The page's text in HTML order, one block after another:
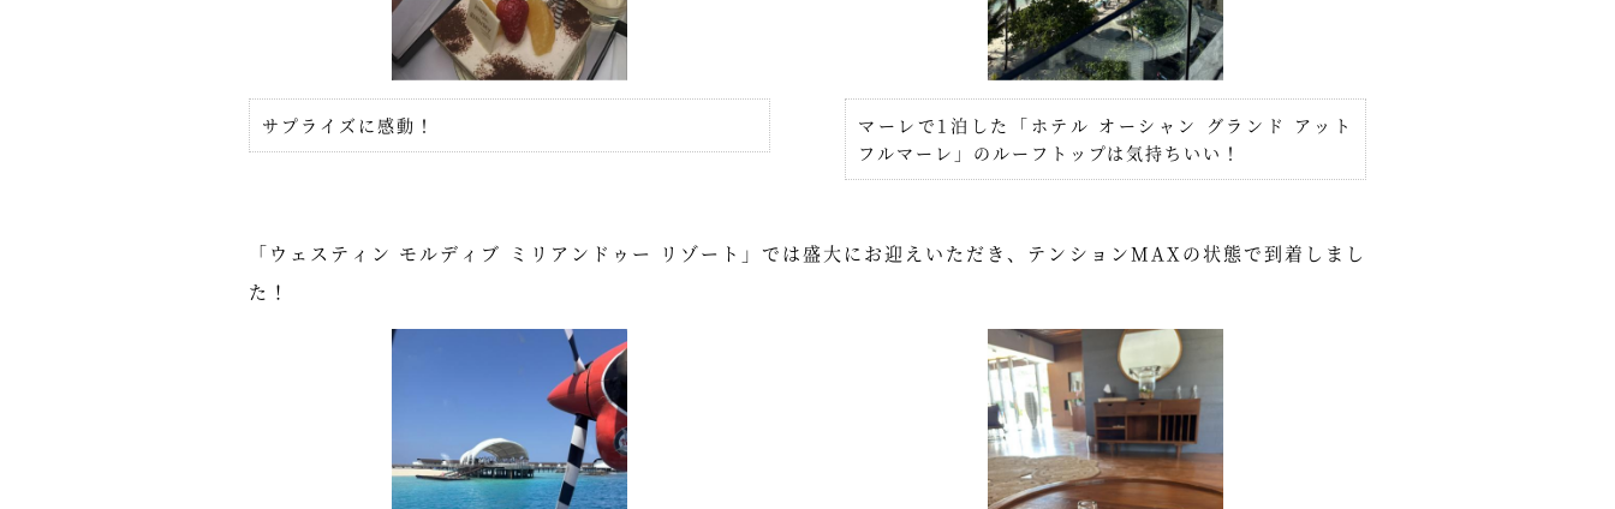
サプライズに感動！
マーレで1泊した「ホテル オーシャン グランド アット
フルマーレ」のルーフトップは気持ちいい！
「ウェスティン モルディブ ミリアンドゥー リゾート」では盛大にお迎えいただき、テンションMAXの状態で到着しまし
た！